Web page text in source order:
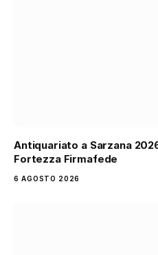
Antiquariato a Sarzana
Fortezza Firmafede
6 AGOSTO 2026